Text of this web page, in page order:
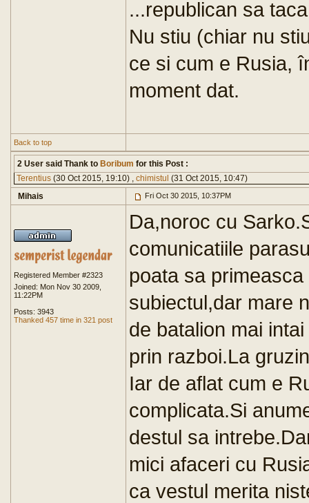
...republican sa
Nu stiu (chiar nu
ce si cum e Rusia,
moment dat.
Back to top
2 User said Thank to Boribum for this Post :
Terentius (30 Oct 2015, 19:10) , chimistul (31 Oct 2015, 10:47)
Mihais
Fri Oct 30 2015, 10:37PM
Registered Member #2323
Joined: Mon Nov 30 2009,
11:22PM
Posts: 3943
Thanked 457 time in 321 post
Da,noroc cu
comunicatiile
poata sa
subiectul,dar mare
de batalion mai
prin razboi.La
Iar de aflat cum e
complicata.Si
destul sa
mici afaceri cu
ca vestul merita